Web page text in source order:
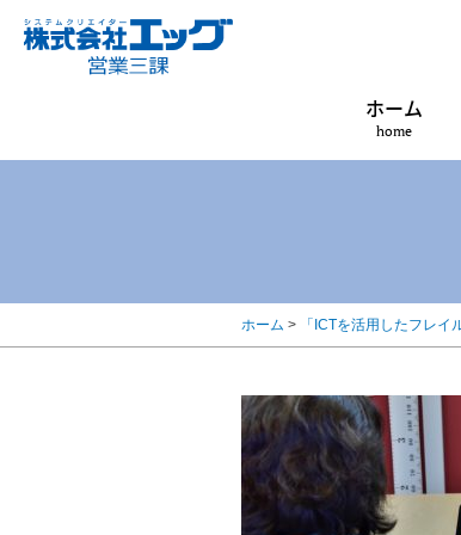
ホーム
home
ホーム > 「ICTを活用したフレ